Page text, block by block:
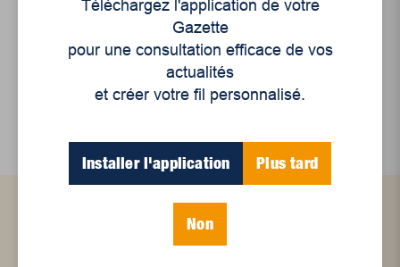
linguistique mots
Articles connexes
Téléchargez l'application de votre
Gazette
pour une consultation efficace de vos
actualités
et créer votre fil personnalisé.
Installer l'application Plus tard
Non